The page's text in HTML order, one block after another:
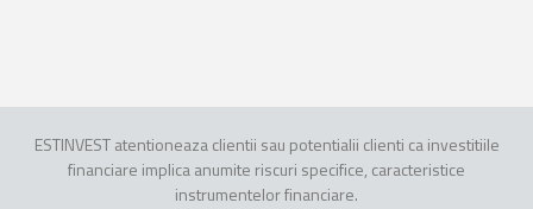
ESTINVEST atentioneaza clientii sau potentialii clienti ca investitiile
financiare implica anumite riscuri specifice, caracteristice
instrumentelor financiare.